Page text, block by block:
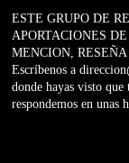
ESTE GRUPO DE
APORTACIONES
MENCION,
Escríbenos a
donde hayas visto
respondemos en unas